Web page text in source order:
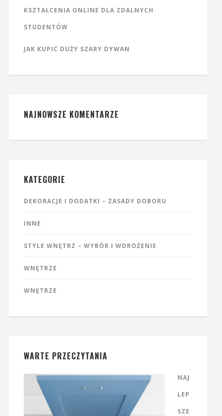
KSZTAŁCENIA ONLINE DLA ZDALNYCH
STUDENTÓW
JAK KUPIĆ DUŻY SZARY DYWAN
NAJNOWSZE KOMENTARZE
KATEGORIE
DEKORACJE I DODATKI – ZASADY DOBORU
INNE
STYLE WNĘTRZ – WYBÓR I WDROŻENIE
WNĘTRZE
WNĘTRZE
WARTE PRZECZYTANIA
NAJ
LEP
SZE